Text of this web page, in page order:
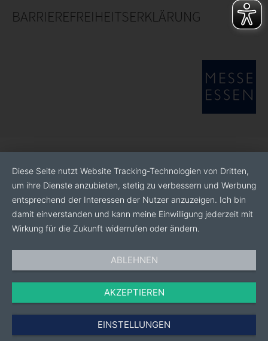
BARRIEREFREIHEITSERKLÄRUNG
Diese Seite nutzt Website Tracking-Technologien von Dritten,
um ihre Dienste anzubieten, stetig zu verbessern und Werbung
entsprechend der Interessen der Nutzer anzuzeigen. Ich bin
damit einverstanden und kann meine Einwilligung jederzeit mit
Wirkung für die Zukunft widerrufen oder ändern.
ABLEHNEN
AKZEPTIEREN
EINSTELLUNGEN